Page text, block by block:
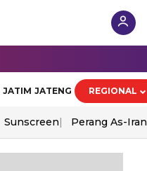
JATIM JATENG REGIONAL
Sunscreen Perang As-Iran